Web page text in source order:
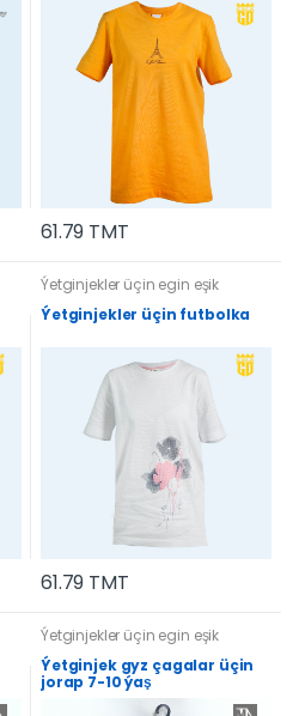
61.79 TMT
Ýetginjekler üçin egin eşik
Ýetginjekler üçin futbolka
61.79 TMT
Ýetginjekler üçin egin eşik
Ýetginjek gyz çagalar üçin
jorap 7-10 ýaş